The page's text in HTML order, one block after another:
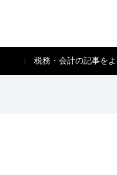
税務・会計の記事を